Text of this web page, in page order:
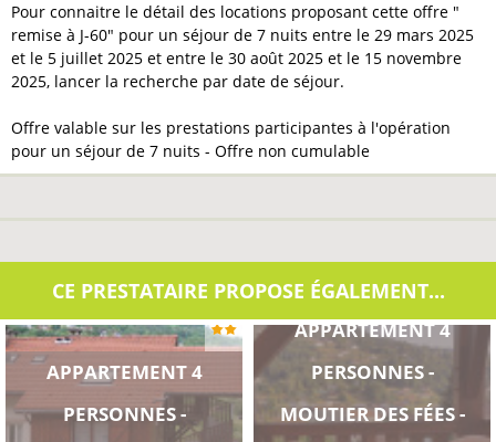
Pour connaitre le détail des locations proposant cette offre "
remise à J-60" pour un séjour de 7 nuits entre le 29 mars 2025
et le 5 juillet 2025 et entre le 30 août 2025 et le 15 novembre
2025, lancer la recherche par date de séjour.
Offre valable sur les prestations participantes à l'opération
pour un séjour de 7 nuits - Offre non cumulable
CE PRESTATAIRE PROPOSE ÉGALEMENT...
APPARTEMENT 4
PERSONNES -
APPARTEMENT 4
PERSONNES -
MOUTIER DES FÉES -